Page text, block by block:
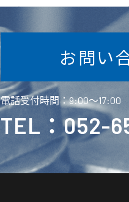
お問い
電話受付時間：9:00〜17:00
TEL：052-